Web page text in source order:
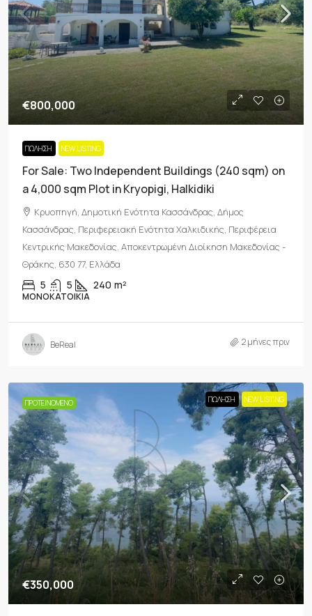
€800,000
ΠΏΛΗΣΗ NEW LISTING
For Sale: Two Independent Buildings (240 sqm) on
a 4,000 sqm Plot in Kryopigi, Halkidiki
Κρυοπηγή, Δημοτική Ενότητα Κασσάνδρας, Δήμος
Κασσάνδρας, Περιφερειακή Ενότητα Χαλκιδικής, Περιφέρεια
Κεντρικής Μακεδονίας, Αποκεντρωμένη Διοίκηση Μακεδονίας -
Θράκης, 630 77, Ελλάδα
5 5 240 m²
ΜΟΝΟΚΑΤΟΙΚΊΑ
BeReal 2 μήνες πριν
ΠΡΟΤΕΙΝΌΜΕΝΟ ΠΏΛΗΣΗ NEW LISTING
€350,000